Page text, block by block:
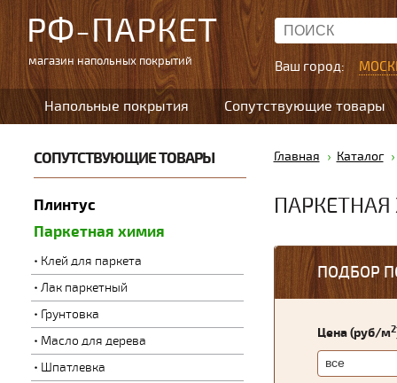
РФ-ПАРКЕТ
магазин напольных покрытий Ваш город:
Напольные покрытия Сопутствующие товары
СОПУТСТВУЮЩИЕ ТОВАРЫ
Плинтус
Паркетная химия
Клей для паркета
Лак паркетный
Грунтовка
Масло для дерева
Шпатлевка
Главная Каталог
ПОДБОР
Цена (руб/м2